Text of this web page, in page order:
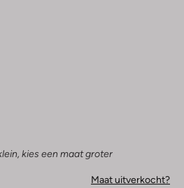
kies een maat groter
Maat uitverkocht?